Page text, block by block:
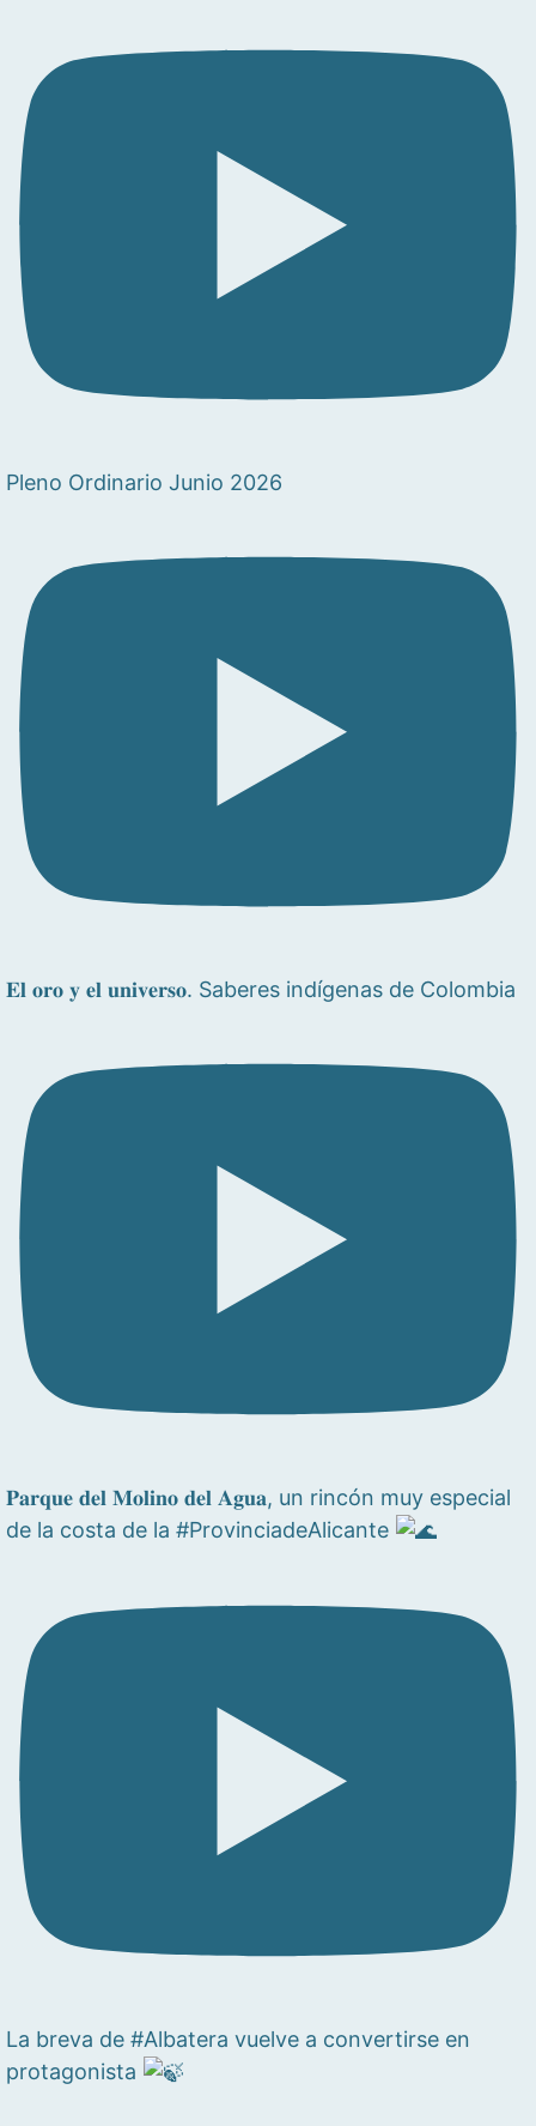
Pleno Ordinario Junio 2026
𝐄𝐥 𝐨𝐫𝐨 𝐲 𝐞𝐥 𝐮𝐧𝐢𝐯𝐞𝐫𝐬𝐨. Saberes indígenas de Colombia
𝐏𝐚𝐫𝐪𝐮𝐞 𝐝𝐞𝐥 𝐌𝐨𝐥𝐢𝐧𝐨 𝐝𝐞𝐥 𝐀𝐠𝐮𝐚, un rincón muy especial
de la costa de la #ProvinciadeAlicante
La breva de #Albatera vuelve a convertirse en
protagonista